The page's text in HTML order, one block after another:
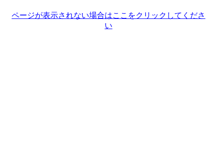
ページが表示されない場合はここをクリックしてくださ
い